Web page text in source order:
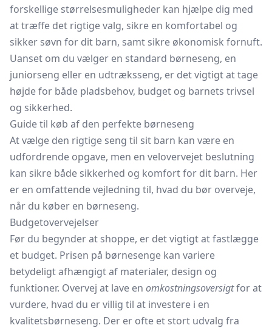
forskellige størrelsesmuligheder kan hjælpe dig med
at træffe det rigtige valg, sikre en komfortabel og
sikker søvn for dit barn, samt sikre økonomisk fornuft.
Uanset om du vælger en standard børneseng, en
juniorseng eller en udtræksseng, er det vigtigt at tage
højde for både pladsbehov, budget og barnets trivsel
og sikkerhed.
Guide til køb af den perfekte børneseng
At vælge den rigtige seng til sit barn kan være en
udfordrende opgave, men en velovervejet beslutning
kan sikre både sikkerhed og komfort for dit barn. Her
er en omfattende vejledning til, hvad du bør overveje,
når du køber en børneseng.
Budgetovervejelser
Før du begynder at shoppe, er det vigtigt at fastlægge
et budget. Prisen på børnesenge kan variere
betydeligt afhængigt af materialer, design og
funktioner. Overvej at lave en omkostningsoversigtfor at
vurdere, hvad du er villig til at investere i en
kvalitetsbørneseng. Der er ofte et stort udvalg fra